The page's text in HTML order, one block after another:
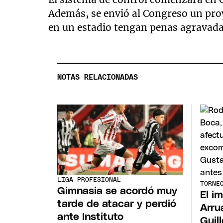
Además, se envió al Congreso un
en un estadio tengan penas
NOTAS RELACIONADAS
LIGA PROFESIONAL
Gimnasia se acordó muy
tarde de atacar y perdió
ante Instituto
El